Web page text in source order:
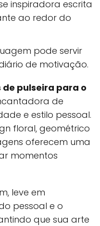
inspiradora escrita
ao redor do
pode servir
de motivação.
pulseira para o
de
e estilo pessoal.
floral, geométrico
oferecem uma
momentos
leve em
pessoal e o
que sua arte